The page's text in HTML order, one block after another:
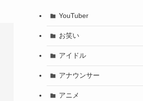
YouTuber
お笑い
アイドル
アナウンサー
アニメ